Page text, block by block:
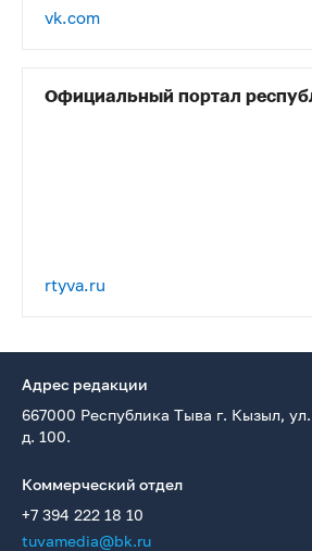
vk.com
Официальный портал
rtyva.ru
Адрес редакции
667000 Республика Тыва г. Кызыл,
д. 100.
Коммерческий отдел
+7 394 222 18 10
tuvamedia@bk.ru